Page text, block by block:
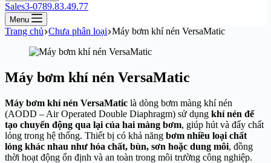
Sales3-0789.83.49.77
Menu
Trang chủ Chưa phân loại Máy bơm khí nén VersaMatic
Máy bơm khí nén VersaMatic
Máy bơm khí nén VersaMatic là dòng bơm màng khí nén
(AODD – Air Operated Double Diaphragm) sử dụng khí nén để
tạo chuyển động qua lại của hai màng bơm, giúp hút và đẩy chất
lỏng trong hệ thống. Thiết bị có khả năng bơm nhiều loại chất
lỏng khác nhau như hóa chất, bùn, sơn hoặc dung môi, đồng
thời hoạt động ổn định và an toàn trong môi trường công nghiệp.